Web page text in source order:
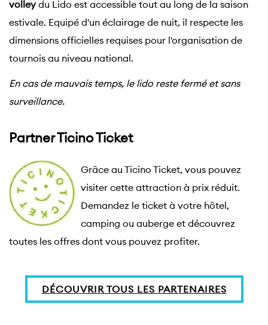
volleydu Lido est accessible tout au long de la saison
estivale. Equipé d'un éclairage de nuit, il respecte les
dimensions officielles requises pour l'organisation de
tournois au niveau national.
En cas de mauvais temps, le lido reste fermé et sans
surveillance.
Partner Ticino Ticket
Grâce au Ticino Ticket, vous pouvez
visiter cette attraction à prix réduit.
Demandez le ticket à votre hôtel,
camping ou auberge et découvrez
toutes les offres dont vous pouvez profiter.
DÉCOUVRIR TOUS LES PARTENAIRES